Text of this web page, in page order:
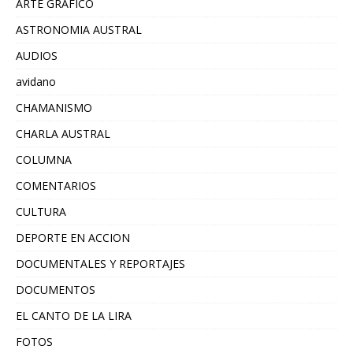
ARTE GRAFICO
ASTRONOMIA AUSTRAL
AUDIOS
avidano
CHAMANISMO
CHARLA AUSTRAL
COLUMNA
COMENTARIOS
CULTURA
DEPORTE EN ACCION
DOCUMENTALES Y REPORTAJES
DOCUMENTOS
EL CANTO DE LA LIRA
FOTOS